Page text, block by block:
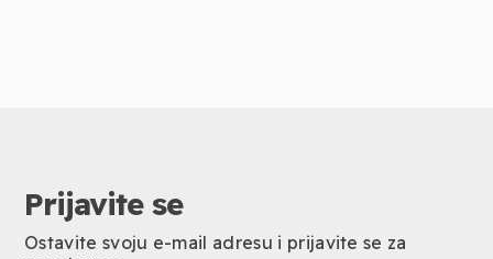
Prijavite se
Ostavite svoju e-mail adresu i prijavite se za